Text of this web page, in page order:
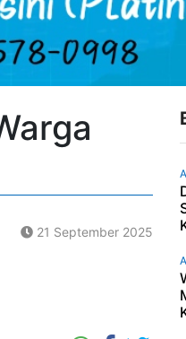
21 September 2025